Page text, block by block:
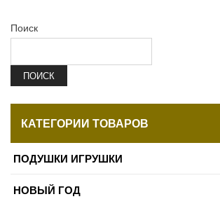
Поиск
ПОИСК
КАТЕГОРИИ ТОВАРОВ
ПОДУШКИ ИГРУШКИ
НОВЫЙ ГОД